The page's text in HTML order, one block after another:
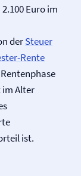
Euro im
derSteuer
Rente
im Alter
ist.